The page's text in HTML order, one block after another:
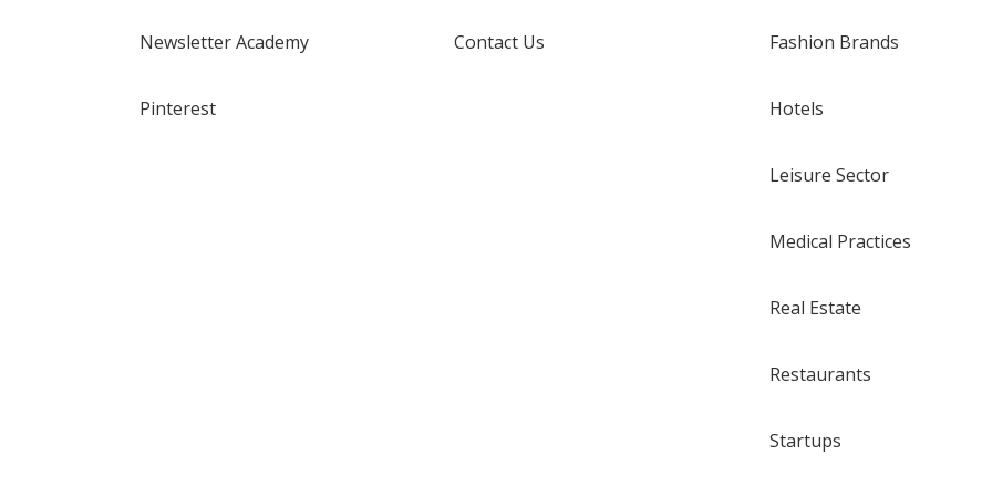
Newsletter Academy
Pinterest
Contact Us Fashion Brands
Hotels
Leisure Sector
Medical Practices
Real Estate
Restaurants
Startups